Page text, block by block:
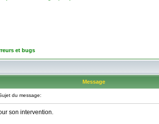
et bugs
Message
du message:
son intervention.